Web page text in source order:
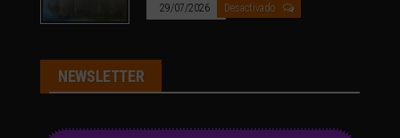
29/07/2026 Desactivado
NEWSLETTER